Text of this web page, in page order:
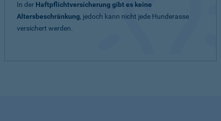
In der Haftpflichtversicherung gibt es keine
Altersbeschränkung, jedoch kann nicht jede Hunderasse
versichert werden.